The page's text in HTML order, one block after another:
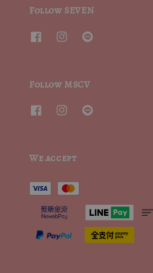
Follow SEVEN
Follow MSCV
We accept